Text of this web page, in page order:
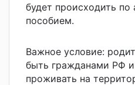
будет происходить
пособием.
Важное условие:
быть гражданами РФ и
проживать на